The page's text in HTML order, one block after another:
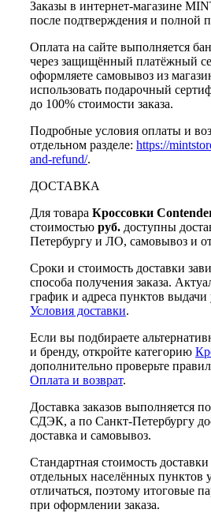
Заказы в интернет-магазине
после подтверждения и полной
Оплата на сайте выполняется
через защищённый платёжный
оформляете самовывоз из
использовать подарочный
до 100% стоимости заказа.
Подробные условия оплаты и
отдельном разделе: https://
and-refund/.
ДОСТАВКА
Для товара Кроссовки
стоимостью руб. доступны
Петербургу и ЛО, самовывоз и
Сроки и стоимость доставки
способа получения заказа.
график и адреса пунктов
Условия доставки.
Если вы подбираете
и бренду, откройте категорию
дополнительно проверьте
Оплата и возврат.
Доставка заказов выполняется
СДЭК, а по Санкт-Петербургу
доставка и самовывоз.
Стандартная стоимость
отдельных населённых пунктов
отличаться, поэтому итоговые
при оформлении заказа.